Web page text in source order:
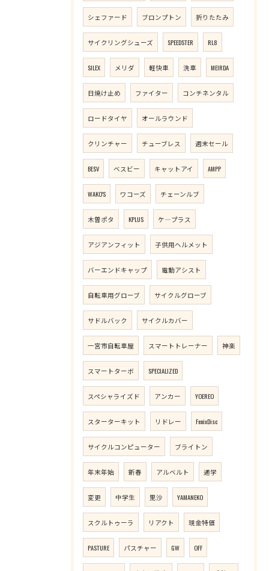
シェファード ブロンプトン 折りたたみ
サイクリングシューズ SPEEDSTER RL8
SILEX メリダ 軽快車 洗車 MEIRDA
日焼け止め ファイター コンチネンタル
ロードタイヤ オールラウンド
クリンチャー チューブレス 週末セール
BESV ベスビー キャットアイ AMPP
WAKO'S ワコーズ チェーンルブ
木曽ポタ KPLUS ケ―プラス
アジアンフィット 子供用ヘルメット
バーエンドキャップ 電動アシスト
自転車用グローブ サイクルグローブ
サドルバック サイクルカバー
一宮市自転車屋 スマートトレーナー 神楽
スマートターボ SPECIALIZED
スペシャライズド アンカー YOEREO
スターターキット リドレー FenixDisc
サイクルコンピューター ブライトン
年末年始 新春 アルベルト 通学
変更 中学生 毘沙 YAMANEKO
スクルトゥーラ リアクト 現金特価
PASTURE パスチャー GW OFF